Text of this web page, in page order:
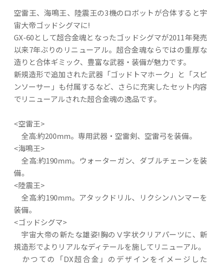
空雷王、海鳴王、陸震王の3機のロボットが合体すると宇
宙大帝ゴッドシグマに!
GX-60として超合金魂となったゴッドシグマが2011年発売
以来7年ぶりのリニューアル。超合金魂ならではの重厚な
造りと合体ギミック、豊富な武器・装備が魅力です。
新規造形で追加された武器「ゴッドトマホーク」と「スピ
ンソーサー」も付属するなど、さらに充実したセット内容
でリニューアルされた超合金魂の逸品です。
<空雷王>
全高:約200mm。専用武器・空雷剣、空雷弓を装備。
<海鳴王>
全高:約190mm。ウォーターガン、ダブルチェーンを装
備。
<陸震王>
全高:約190mm。アタックドリル、リクシンハンマーを
装備。
<ゴッドシグマ>
宇宙大帝の新たな雄姿!胸のⅤ字状クリアパーツに、新
規造形でよりリアルなディテールを施してリニューアル。
かつての「DX超合金」のデザインをイメージした